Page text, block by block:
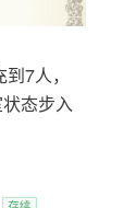
7人，
态步入